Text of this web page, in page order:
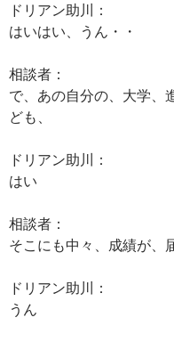
ドリアン助川：
はいはい、うん・・
相談者：
で、あの自分の、大学、
ども、
ドリアン助川：
はい
相談者：
そこにも中々、成績が、
ドリアン助川：
うん